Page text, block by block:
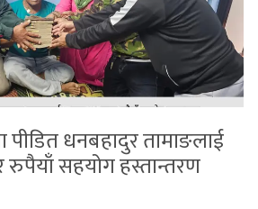
पीडित धनबहादुर तामाङलाई
सहयोग हस्तान्तरण